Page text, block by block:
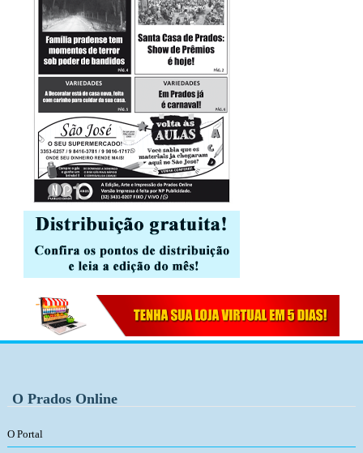
O Prados Online
O Portal